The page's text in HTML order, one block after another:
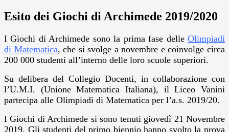
Esito dei Giochi di Archimede 2019/2020
I Giochi di Archimede sono la prima fase delle Olimpiadi
di Matematica, che si svolge a novembre e coinvolge circa
200 000 studenti all’interno delle loro scuole superiori.
Su delibera del Collegio Docenti, in collaborazione con
l’U.M.I. (Unione Matematica Italiana), il Liceo Vanini
partecipa alle Olimpiadi di Matematica per l’a.s. 2019/20.
I Giochi di Archimede si sono tenuti giovedì 21 Novembre
2019. Gli studenti del primo biennio hanno svolto la prova